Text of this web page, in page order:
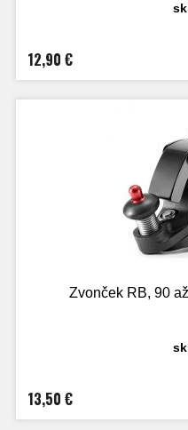
12,90 €
Zvonček RB, 90
13,50 €